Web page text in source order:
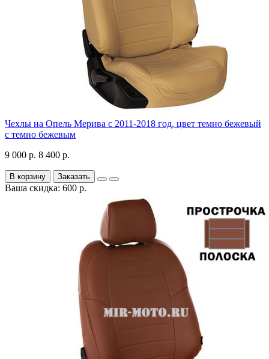
Чехлы на Опель Мерива с 2011-2018 год, цвет темно бежевый
с темно бежевым
9 000 р. 8 400 р.
В корзину Заказать
Ваша скидка: 600 р.